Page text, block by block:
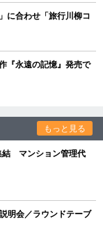
に合わせ「旅行川柳コ
『永遠の記憶』発売で
もっと見る
結 マンション管理代
明会／ラウンドテーブ